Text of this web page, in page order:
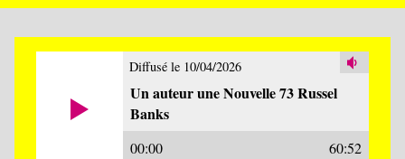
Diffusé le 10/04/2026
Un auteur une Nouvelle 73 Russel
Banks
00:00 60:52